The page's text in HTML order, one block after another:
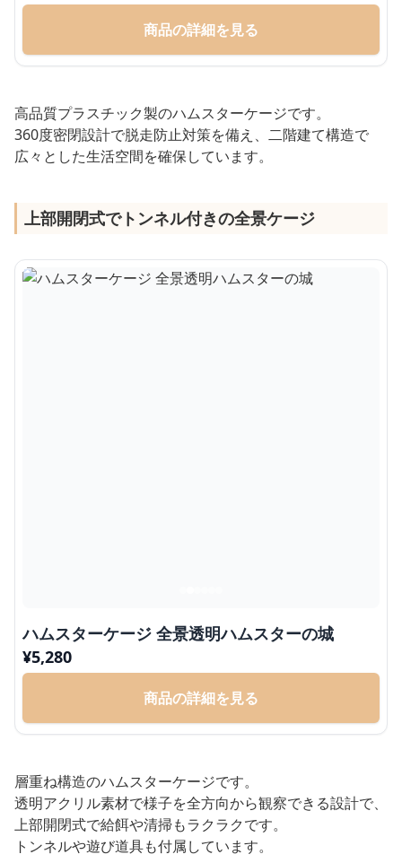
商品の詳細を見る
高品質プラスチック製のハムスターケージです。
360度密閉設計で脱走防止対策を備え、二階建て構造で
広々とした生活空間を確保しています。
上部開閉式でトンネル付きの全景ケージ
ハムスターケージ 全景透明ハムスターの城
¥5,280
商品の詳細を見る
層重ね構造のハムスターケージです。
透明アクリル素材で様子を全方向から観察できる設計で、
上部開閉式で給餌や清掃もラクラクです。
トンネルや遊び道具も付属しています。